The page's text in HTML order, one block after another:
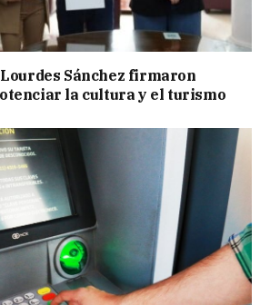
Sánchez firmaron
la cultura y el turismo